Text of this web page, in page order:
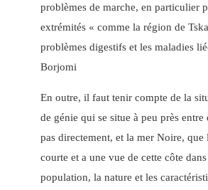
problèmes de marche, en particulier
extrémités « comme la région de
problèmes digestifs et les maladies
Borjomi
En outre, il faut tenir compte de la
de génie qui se situe à peu près
pas directement, et la mer Noire,
courte et a une vue de cette côte
population, la nature et les